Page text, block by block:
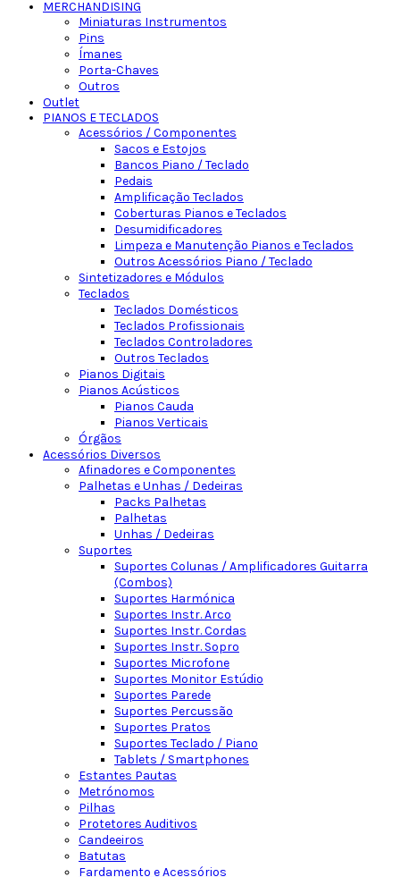
MERCHANDISING
Miniaturas Instrumentos
Pins
Ímanes
Porta-Chaves
Outros
Outlet
PIANOS E TECLADOS
Acessórios / Componentes
Sacos e Estojos
Bancos Piano / Teclado
Pedais
Amplificação Teclados
Coberturas Pianos e Teclados
Desumidificadores
Limpeza e Manutenção Pianos e Teclados
Outros Acessórios Piano / Teclado
Sintetizadores e Módulos
Teclados
Teclados Domésticos
Teclados Profissionais
Teclados Controladores
Outros Teclados
Pianos Digitais
Pianos Acústicos
Pianos Cauda
Pianos Verticais
Órgãos
Acessórios Diversos
Afinadores e Componentes
Palhetas e Unhas / Dedeiras
Packs Palhetas
Palhetas
Unhas / Dedeiras
Suportes
Suportes Colunas / Amplificadores Guitarra
(Combos)
Suportes Harmónica
Suportes Instr. Arco
Suportes Instr. Cordas
Suportes Instr. Sopro
Suportes Microfone
Suportes Monitor Estúdio
Suportes Parede
Suportes Percussão
Suportes Pratos
Suportes Teclado / Piano
Tablets / Smartphones
Estantes Pautas
Metrónomos
Pilhas
Protetores Auditivos
Candeeiros
Batutas
Fardamento e Acessórios